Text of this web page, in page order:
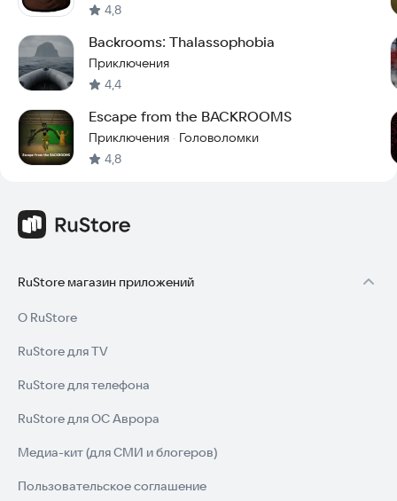
4,8
Backrooms: Thalassophobia
Приключения
4,4
Escape from the BACKROOMS
Приключения · Головоломки
4,8
RuStore магазин приложений
О RuStore
RuStore для TV
RuStore для телефона
RuStore для ОС Аврора
Медиа-кит (для СМИ и блогеров)
Пользовательское соглашение